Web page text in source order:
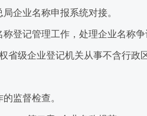
企业名称申报系统对接。
记管理工作，处理企业名称争
级企业登记机关从事不含行政
监督检查。